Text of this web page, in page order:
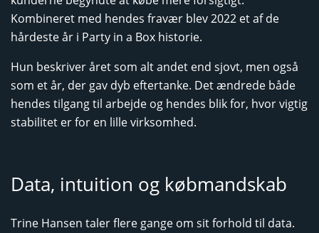
Kombineret med hendes fravær blev 2022 et af de
hårdeste år i Party in a Box historie.
Hun beskriver året som alt andet end sjovt, men også
som et år, der gav dyb eftertanke. Det ændrede både
hendes tilgang til arbejde og hendes blik for, hvor vigtig
stabilitet er for en lille virksomhed.
Data, intuition og købmandskab
Trine Hansen taler flere gange om sit forhold til data.